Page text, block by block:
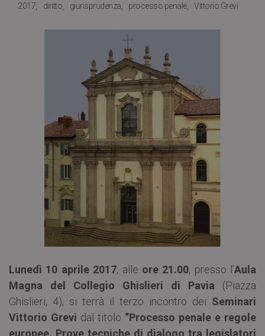
2017 diritto giurisprudenza processo penale Vittorio Grevi
Lunedì 10 aprile 2017, alle ore 21.00, presso l’Aula
Magna del Collegio Ghislieri di Pavia (Piazza
Ghislieri, 4), si terrà il terzo incontro dei Seminari
Vittorio Grevi dal titolo “Processo penale e regole